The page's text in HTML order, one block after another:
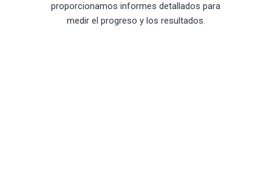
proporcionamos informes detallados para
medir el progreso y los resultados.